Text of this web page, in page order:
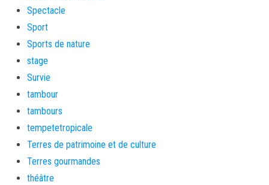
Spectacle
Sport
Sports de nature
stage
Survie
tambour
tambours
tempetetropicale
Terres de patrimoine et de culture
Terres gourmandes
théâtre